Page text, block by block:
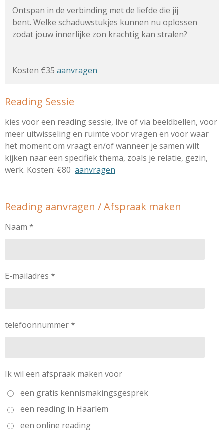
Ontspan in de verbinding met de liefde die jij
bent. Welke schaduwstukjes kunnen nu oplossen
zodat jouw innerlijke zon krachtig kan stralen?
Kosten €35 aanvragen
Reading Sessie
kies voor een reading sessie, live of via beeldbellen, voor
meer uitwisseling en ruimte voor vragen en voor waar
het moment om vraagt en/of wanneer je samen wilt
kijken naar een specifiek thema, zoals je relatie, gezin,
werk. Kosten: €80 aanvragen
Reading aanvragen / Afspraak maken
Naam *
E-mailadres *
telefoonnummer *
Ik wil een afspraak maken voor
een gratis kennismakingsgesprek
een reading in Haarlem
een online reading